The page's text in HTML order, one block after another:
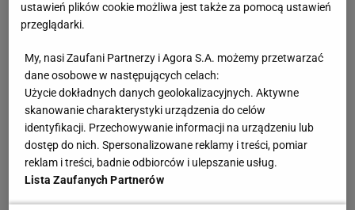
ustawień plików cookie możliwa jest także za pomocą ustawień
przeglądarki.
My, nasi Zaufani Partnerzy i Agora S.A. możemy przetwarzać
dane osobowe w następujących celach:
Użycie dokładnych danych geolokalizacyjnych. Aktywne
skanowanie charakterystyki urządzenia do celów
identyfikacji. Przechowywanie informacji na urządzeniu lub
dostęp do nich. Spersonalizowane reklamy i treści, pomiar
reklam i treści, badnie odbiorców i ulepszanie usług.
Lista Zaufanych Partnerów